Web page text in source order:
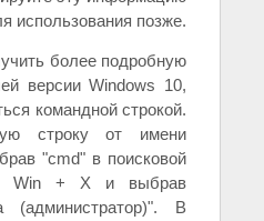
использования позже.
более подробную
версии Windows 10,
командной строкой.
строку от имени
"cmd" в поисковой
Win + X и выбрав
(администратор)". В